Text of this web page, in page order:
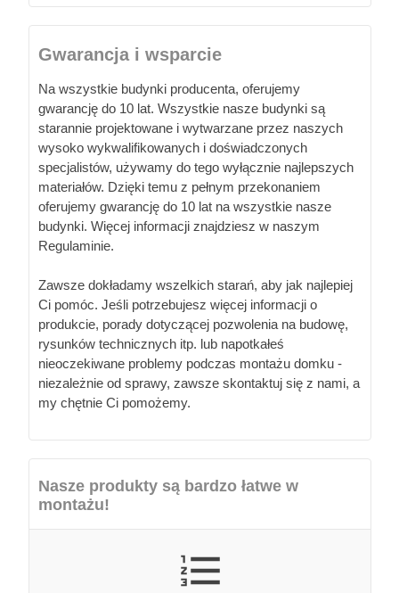
Gwarancja i wsparcie
Na wszystkie budynki producenta, oferujemy
gwarancję do 10 lat. Wszystkie nasze budynki są
starannie projektowane i wytwarzane przez naszych
wysoko wykwalifikowanych i doświadczonych
specjalistów, używamy do tego wyłącznie najlepszych
materiałów. Dzięki temu z pełnym przekonaniem
oferujemy gwarancję do 10 lat na wszystkie nasze
budynki. Więcej informacji znajdziesz w naszym
Regulaminie.
Zawsze dokładamy wszelkich starań, aby jak najlepiej
Ci pomóc. Jeśli potrzebujesz więcej informacji o
produkcie, porady dotyczącej pozwolenia na budowę,
rysunków technicznych itp. lub napotkałeś
nieoczekiwane problemy podczas montażu domku -
niezależnie od sprawy, zawsze skontaktuj się z nami, a
my chętnie Ci pomożemy.
Nasze produkty są bardzo łatwe w
montażu!